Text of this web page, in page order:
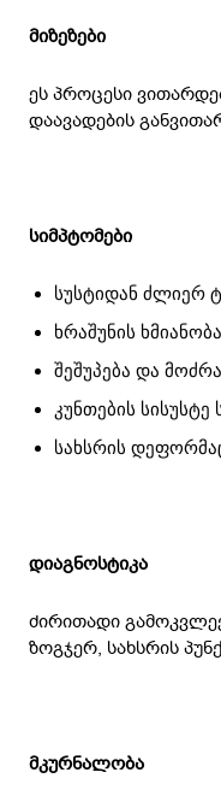
მიზეზები
ეს პროცესი
დაავადების
სიმპტომები
სუსტიდან ძლიერ
ხრაშუნის
შეშუპება და
კუნთების
სახსრის
დიაგნოსტიკა
ძირითადი
ზოგჯერ, სახსრის
მკურნალობა